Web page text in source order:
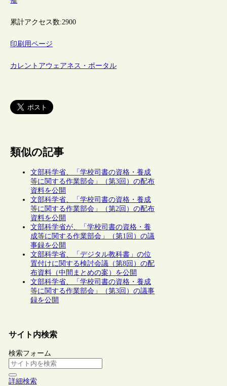
累計アクセス数:2900
印刷用ページ
カレントアウェアネス・ポータル
類似の記事
文部科学省、「学校司書の資格・養成
等に関する作業部会」（第3回）の配布
資料を公開
文部科学省、「学校司書の資格・養成
等に関する作業部会」（第2回）の配布
資料を公開
文部科学省が、「学校司書の資格・養
成等に関する作業部会」（第1回）の議
事録を公開
文部科学省、「デジタル教科書」の位
置付けに関する検討会議（第8回）の配
布資料（中間まとめの案）を公開
文部科学省、「学校司書の資格・養成
等に関する作業部会」（第3回）の議事
録を公開
サイト内検索
検索フォーム
詳細検索